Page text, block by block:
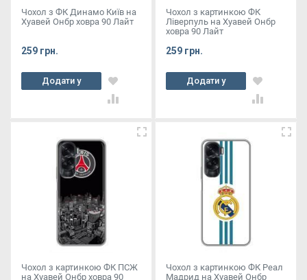
Чохол з ФК Динамо Київ на
Хуавей Онбр ховра 90 Лайт
259 грн.
Додати у
кошик
Чохол з картинкою ФК
Ліверпуль на Хуавей Онбр
ховра 90 Лайт
259 грн.
Додати у
кошик
Чохол з картинкою ФК ПСЖ
на Хуавей Онбр ховра 90
Чохол з картинкою ФК Реал
Мадрид на Хуавей Онбр